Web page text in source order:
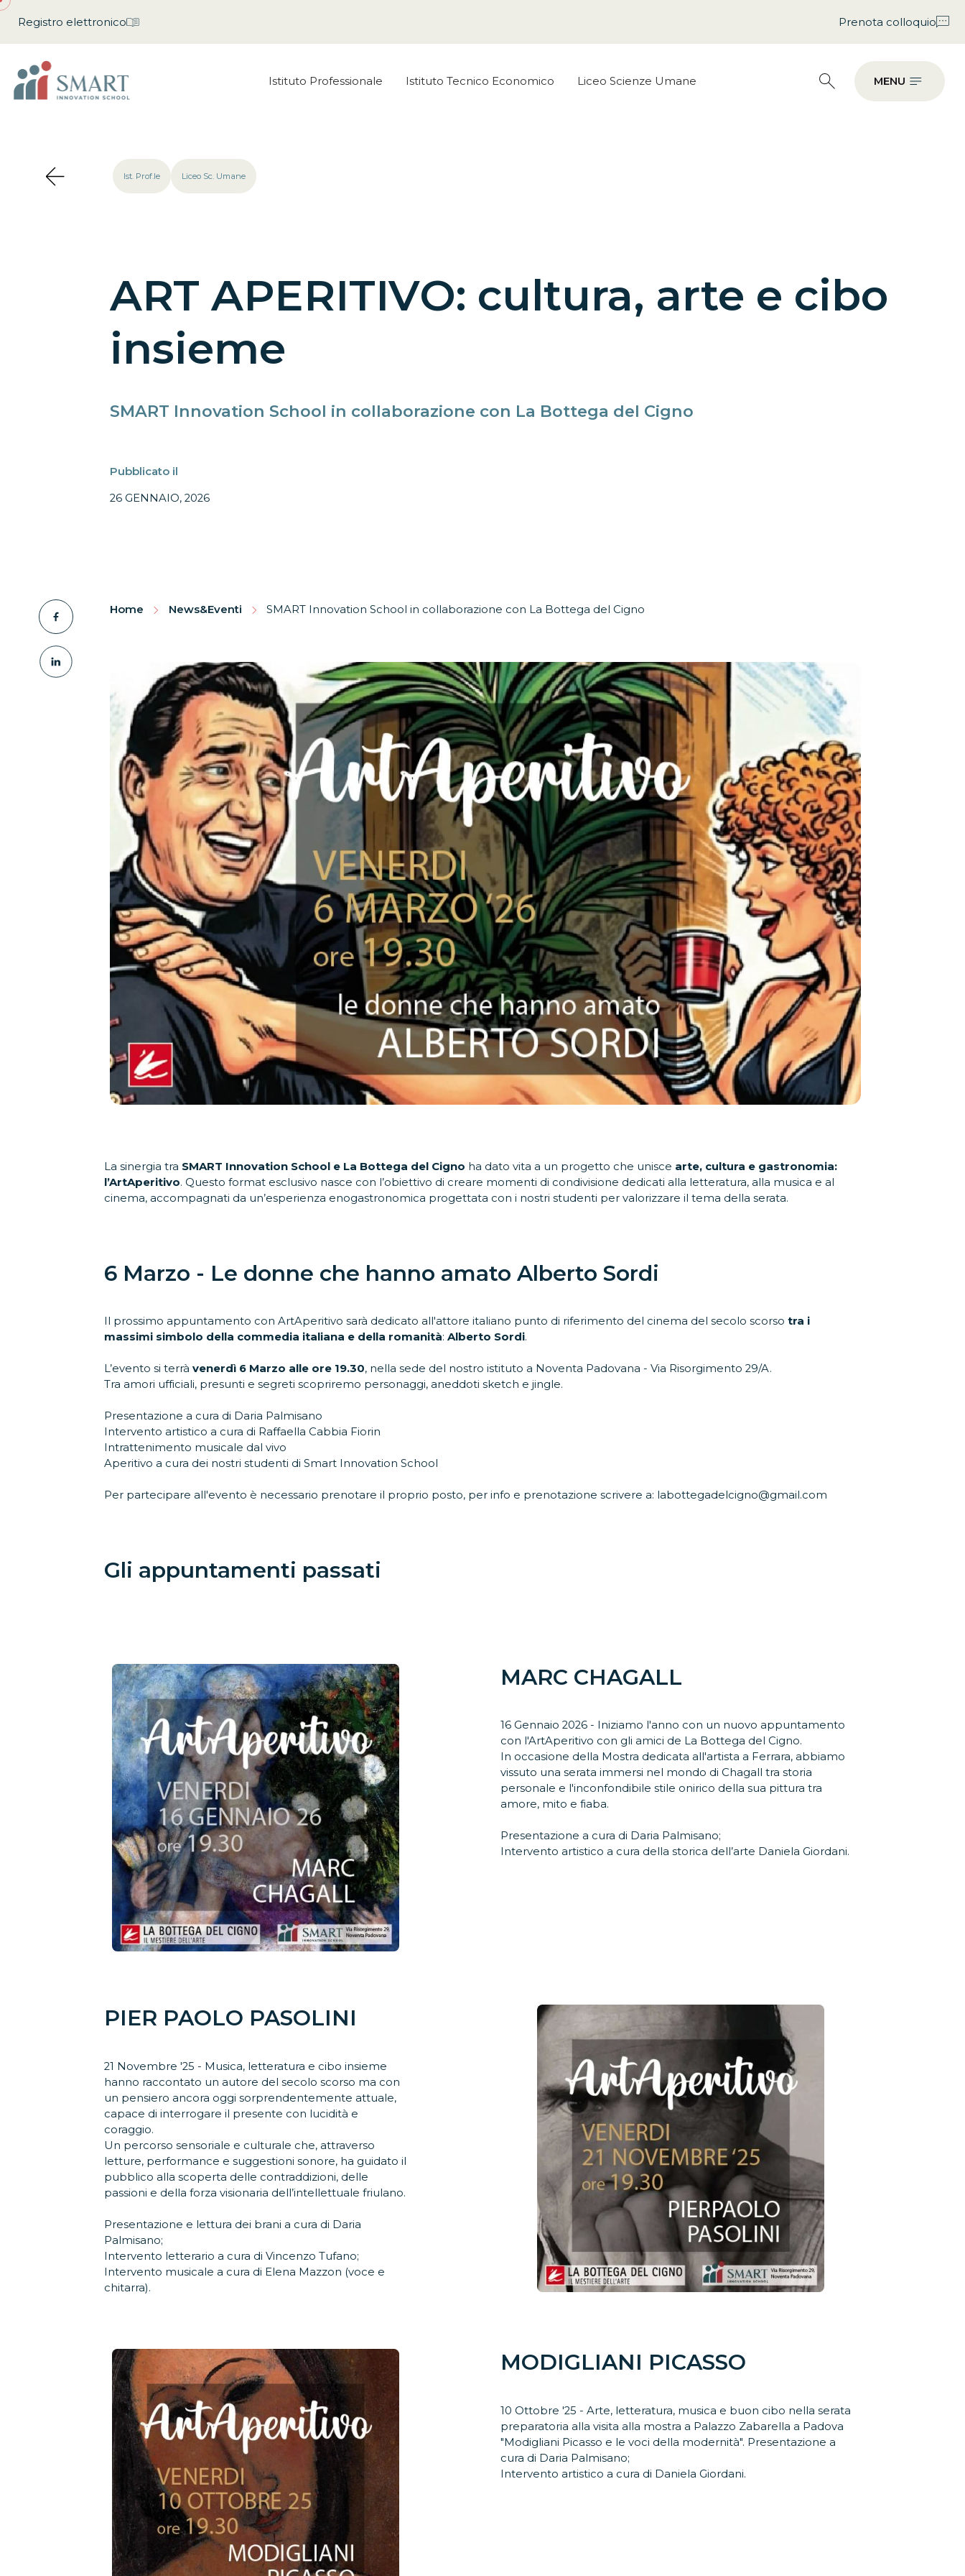
Registro elettronico Prenota colloquio
Istituto Professionale Istituto Tecnico Economico Liceo Scienze Umane MENU
Ist. Prof.le Liceo Sc. Umane
ART APERITIVO: cultura, arte e cibo
insieme
SMART Innovation School in collaborazione con La Bottega del Cigno
Pubblicato il
26 GENNAIO, 2026
Home News&Eventi SMART Innovation School in collaborazione con La Bottega del Cigno
La sinergia tra SMART Innovation School e La Bottega del Cigno ha dato vita a un progetto che unisce arte, cultura e gastronomia:
l’ArtAperitivo. Questo format esclusivo nasce con l’obiettivo di creare momenti di condivisione dedicati alla letteratura, alla musica e al
cinema, accompagnati da un’esperienza enogastronomica progettata con i nostri studenti per valorizzare il tema della serata.
6 Marzo - Le donne che hanno amato Alberto Sordi
Il prossimo appuntamento con ArtAperitivo sarà dedicato all'attore italiano punto di riferimento del cinema del secolo scorso tra i
massimi simbolo della commedia italiana e della romanità: Alberto Sordi.
L’evento si terrà venerdì 6 Marzo alle ore 19.30, nella sede del nostro istituto a Noventa Padovana - Via Risorgimento 29/A.
Tra amori ufficiali, presunti e segreti scopriremo personaggi, aneddoti sketch e jingle.
Presentazione a cura di Daria Palmisano
Intervento artistico a cura di Raffaella Cabbia Fiorin
Intrattenimento musicale dal vivo
Aperitivo a cura dei nostri studenti di Smart Innovation School
Per partecipare all'evento è necessario prenotare il proprio posto, per info e prenotazione scrivere a: labottegadelcigno@gmail.com
Gli appuntamenti passati
MARC CHAGALL
16 Gennaio 2026 - Iniziamo l'anno con un nuovo appuntamento
con l'ArtAperitivo con gli amici de La Bottega del Cigno.
In occasione della Mostra dedicata all'artista a Ferrara, abbiamo
vissuto una serata immersi nel mondo di Chagall tra storia
personale e l'inconfondibile stile onirico della sua pittura tra
amore, mito e fiaba.
Presentazione a cura di Daria Palmisano;
Intervento artistico a cura della storica dell’arte Daniela Giordani.
PIER PAOLO PASOLINI
21 Novembre '25 - Musica, letteratura e cibo insieme
hanno raccontato un autore del secolo scorso ma con
un pensiero ancora oggi sorprendentemente attuale,
capace di interrogare il presente con lucidità e
coraggio.
Un percorso sensoriale e culturale che, attraverso
letture, performance e suggestioni sonore, ha guidato il
pubblico alla scoperta delle contraddizioni, delle
passioni e della forza visionaria dell’intellettuale friulano.
Presentazione e lettura dei brani a cura di Daria
Palmisano;
Intervento letterario a cura di Vincenzo Tufano;
Intervento musicale a cura di Elena Mazzon (voce e
chitarra).
MODIGLIANI PICASSO
10 Ottobre '25 - Arte, letteratura, musica e buon cibo nella serata
preparatoria alla visita alla mostra a Palazzo Zabarella a Padova
"Modigliani Picasso e le voci della modernità". Presentazione a
cura di Daria Palmisano;
Intervento artistico a cura di Daniela Giordani.